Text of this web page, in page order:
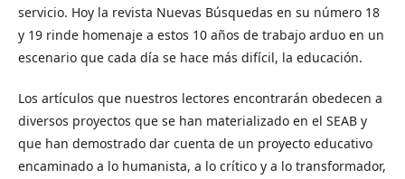
servicio. Hoy la revista Nuevas Búsquedas en su número 18
y 19 rinde homenaje a estos 10 años de trabajo arduo en un
escenario que cada día se hace más difícil, la educación.
Los artículos que nuestros lectores encontrarán obedecen a
diversos proyectos que se han materializado en el SEAB y
que han demostrado dar cuenta de un proyecto educativo
encaminado a lo humanista, a lo crítico y a lo transformador,